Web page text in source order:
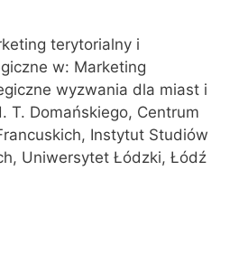
terytorialny i
w: Marketing
wyzwania dla miast i
T. Domańskiego, Centrum
Instytut Studiów
Uniwersytet Łódzki, Łódź